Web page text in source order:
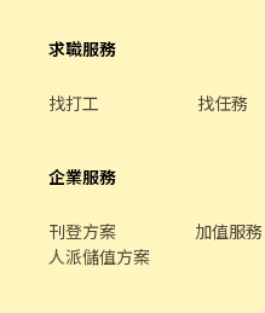
求職服務
找打工 找任務
企業服務
刊登方案 加值服務
人派儲值方案